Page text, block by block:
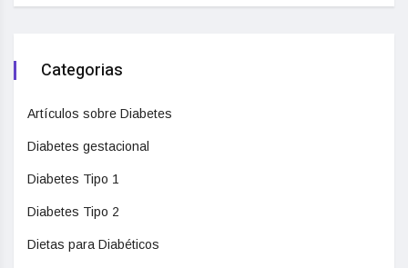
Categorias
Artículos sobre Diabetes
Diabetes gestacional
Diabetes Tipo 1
Diabetes Tipo 2
Dietas para Diabéticos